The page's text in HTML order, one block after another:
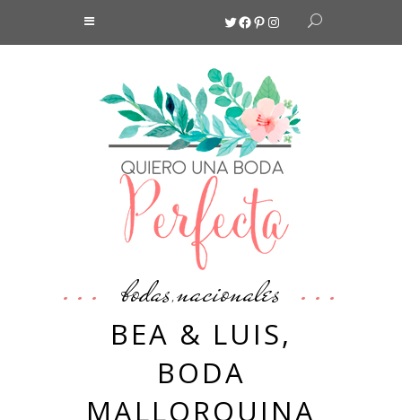
Twitter
Facebook
Pinterest
Instagram
bodas,nacionales
BEA & LUIS,
BODA
MALLORQUINA